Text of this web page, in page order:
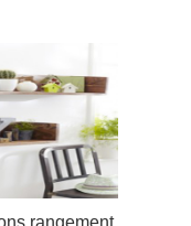
rangement